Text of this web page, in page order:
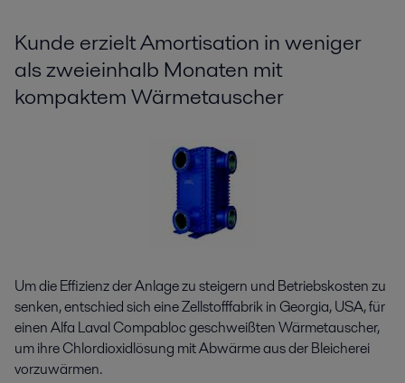
Kunde erzielt Amortisation in weniger
als zweieinhalb Monaten mit
kompaktem Wärmetauscher
Um die Effizienz der Anlage zu steigern und Betriebskosten zu
senken, entschied sich eine Zellstofffabrik in Georgia, USA, für
einen Alfa Laval Compabloc geschweißten Wärmetauscher,
um ihre Chlordioxidlösung mit Abwärme aus der Bleicherei
vorzuwärmen.